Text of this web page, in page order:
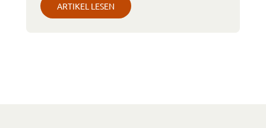
ARTIKEL LESEN